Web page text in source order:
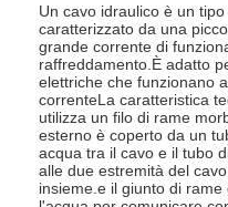
Un cavo idraulico è un
caratterizzato da una
grande corrente di
raffreddamento.È adatto
elettriche che funzionano
correnteLa caratteristica
utilizza un filo di rame
esterno è coperto da un
acqua tra il cavo e il tubo
alle due estremità del
insieme.e il giunto di